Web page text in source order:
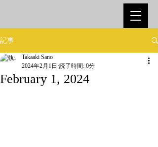
記事
February 1, 2024
Takaaki Sano
2024年2月1日 読了時間: 0分